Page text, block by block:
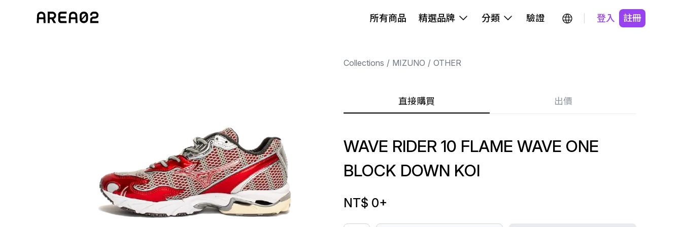
所有商品 精選品牌 分類 驗證 登入 註冊
Collections MIZUNO OTHER
直接購買 出價
WAVE RIDER 10 FLAME WAVE ONE
BLOCK DOWN KOI
NT$ 0+